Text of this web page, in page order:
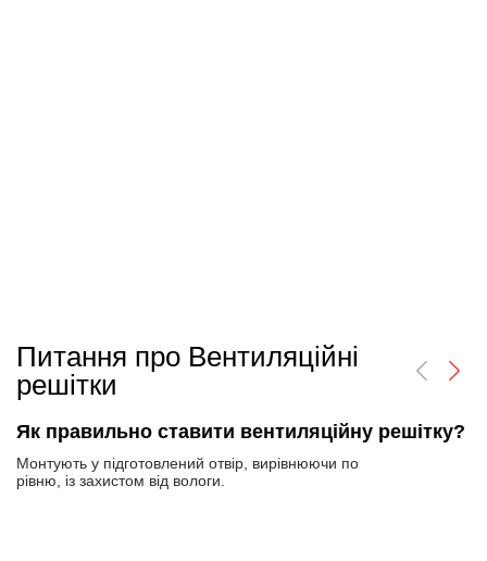
Питання про Вентиляційні
решітки
Як правильно ставити вентиляційну решітку?
Монтують у підготовлений отвір, вирівнюючи по
рівню, із захистом від вологи.